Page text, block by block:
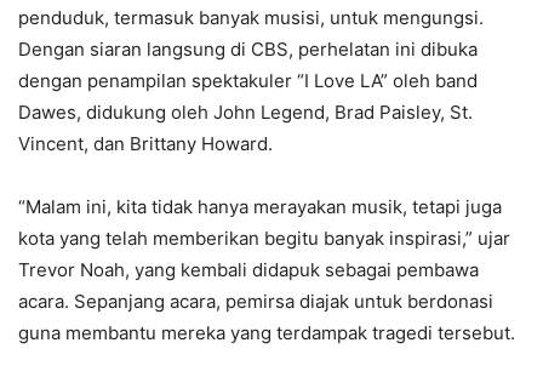
penduduk, termasuk banyak musisi, untuk mengungsi.
Dengan siaran langsung di CBS, perhelatan ini dibuka
dengan penampilan spektakuler “I Love LA” oleh band
Dawes, didukung oleh John Legend, Brad Paisley, St.
Vincent, dan Brittany Howard.
“Malam ini, kita tidak hanya merayakan musik, tetapi juga
kota yang telah memberikan begitu banyak inspirasi,” ujar
Trevor Noah, yang kembali didapuk sebagai pembawa
acara. Sepanjang acara, pemirsa diajak untuk berdonasi
guna membantu mereka yang terdampak tragedi tersebut.